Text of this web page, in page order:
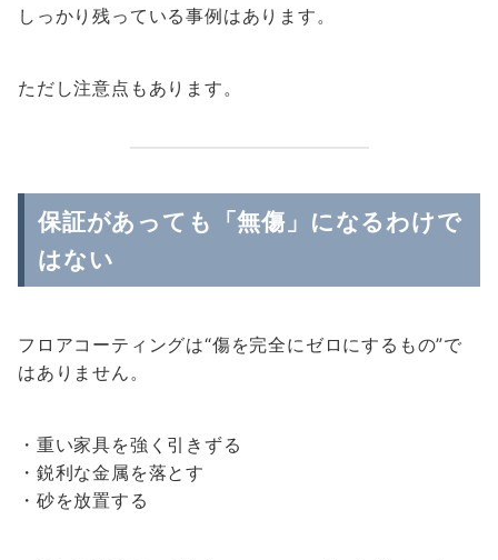
しっかり残っている事例はあります。
ただし注意点もあります。
保証があっても「無傷」になるわけで
はない
フロアコーティングは“傷を完全にゼロにするもの”で
はありません。
・重い家具を強く引きずる
・鋭利な金属を落とす
・砂を放置する